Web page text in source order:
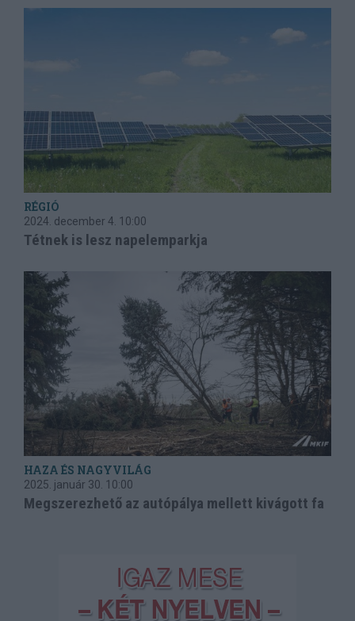
RÉGIÓ
2024. december 4. 10:00
Tétnek is lesz napelemparkja
HAZA ÉS NAGYVILÁG
2025. január 30. 10:00
Megszerezhető az autópálya mellett kivágott fa